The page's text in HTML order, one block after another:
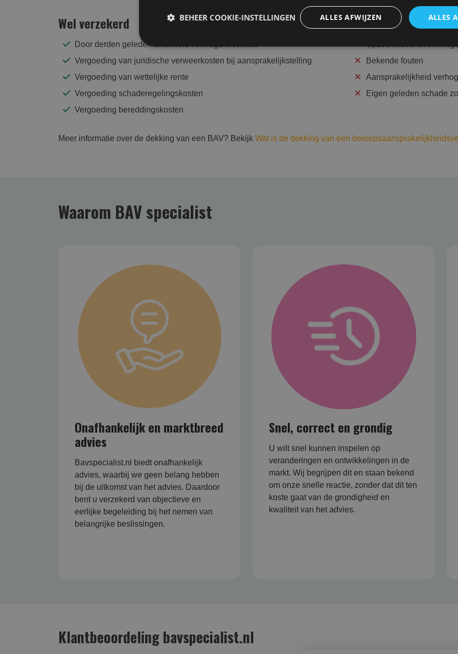
Wel verzekerd
Door derden geleden financiële vermogensschade
Vergoeding van juridische verweerkosten bij aansprakelijkstelling
Vergoeding van wettelijke rente
Vergoeding schaderegelingskosten
Vergoeding bereddingskosten
Niet verzekerd
Bekende fouten
Aansprakelijkheid
Eigen geleden schade
Meer informatie over de dekking van een BAV? Bekijk Wat is de dekking van een
Waarom BAV specialist
Onafhankelijk en marktbreed
advies
Bavspecialist.nl biedt onafhankelijk
advies, waarbij we geen belang hebben
bij de uitkomst van het advies. Daardoor
bent u verzekerd van objectieve en
eerlijke begeleiding bij het nemen van
belangrijke beslissingen.
Snel, correct en grondig
U wilt snel kunnen inspelen op
veranderingen en ontwikkelingen in de
markt. Wij begrijpen dit en staan bekend
om onze snelle reactie, zonder dat dit ten
koste gaat van de grondigheid en
kwaliteit van het advies.
Klantbeoordeling bavspecialist.nl
ALLES
ALLES AFWIJZEN
BEHEER COOKIE-INSTELLINGEN